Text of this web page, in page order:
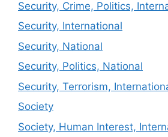
Security, Crime, Politics,
Security, International
Security, National
Security, Politics, National
Security, Terrorism,
Society
Society, Human Interest,